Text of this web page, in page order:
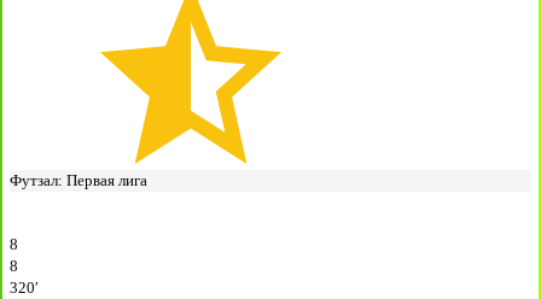
Футзал: Первая лига
8
8
320′